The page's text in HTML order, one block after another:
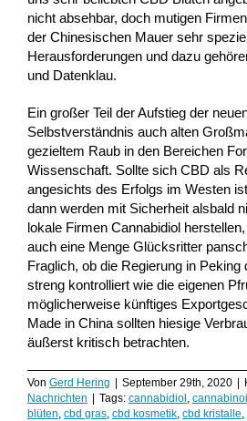
nicht absehbar, doch mutigen
der Chinesischen Mauer sehr
Herausforderungen und dazu
und Datenklau.
Ein großer Teil der Aufstieg der
Selbstverständnis auch alten
gezieltem Raub in den Bereichen
Wissenschaft. Sollte sich CBD als
angesichts des Erfolgs im Westen
dann werden mit Sicherheit alsbald
lokale Firmen Cannabidiol
auch eine Menge Glücksritter
Fraglich, ob die Regierung in Peking
streng kontrolliert wie die eigenen
möglicherweise künftiges
Made in China sollten hiesige
äußerst kritisch betrachten.
Von Gerd Hering | September 29th, 2020 |
Nachrichten | Tags: cannabidiol,
blüten, cbd gras, cbd kosmetik, cbd kristalle,